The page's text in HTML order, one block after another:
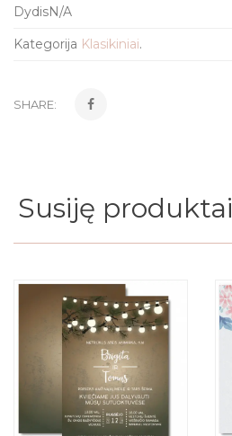
DydisN/A
Kategorija Klasikiniai.
SHARE:
Susiję produktai